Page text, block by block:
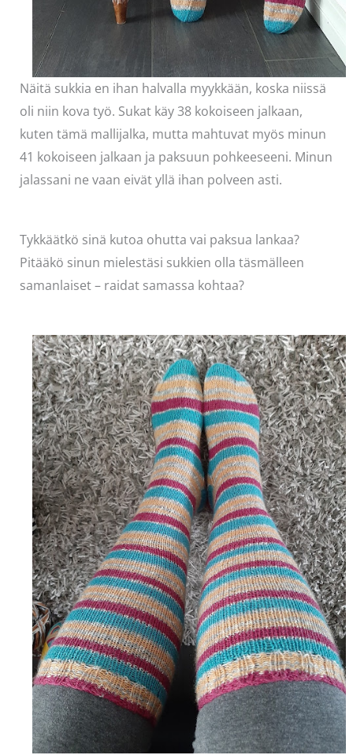
Näitä sukkia en ihan halvalla myykkään, koska niissä
oli niin kova työ. Sukat käy 38 kokoiseen jalkaan,
kuten tämä mallijalka, mutta mahtuvat myös minun
41 kokoiseen jalkaan ja paksuun pohkeeseeni. Minun
jalassani ne vaan eivät yllä ihan polveen asti.
Tykkäätkö sinä kutoa ohutta vai paksua lankaa?
Pitääkö sinun mielestäsi sukkien olla täsmälleen
samanlaiset – raidat samassa kohtaa?